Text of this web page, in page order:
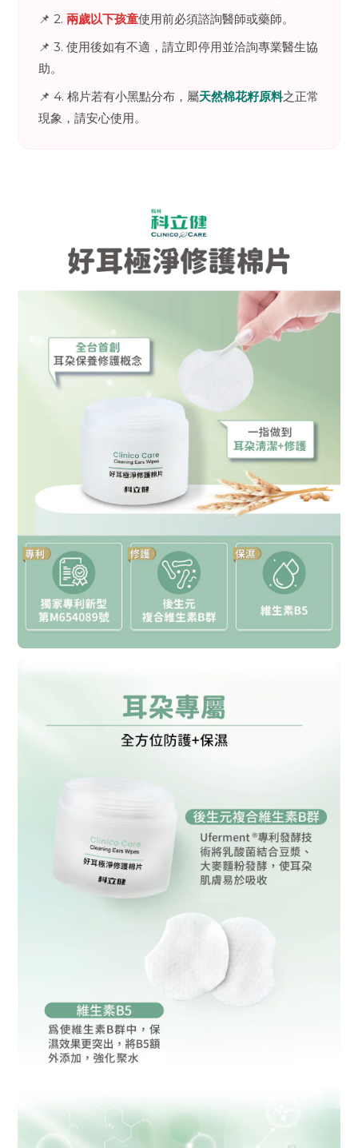
📌 2. 兩歲以下孩童使用前必須諮詢醫師或藥師。
📌 3. 使用後如有不適，請立即停用並洽詢專業醫生協
助。
📌 4. 棉片若有小黑點分布，屬天然棉花籽原料之正常
現象，請安心使用。